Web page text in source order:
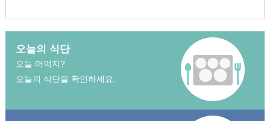
오늘의 식단
오늘 머먹지?
오늘의 식단을 확인하세요.